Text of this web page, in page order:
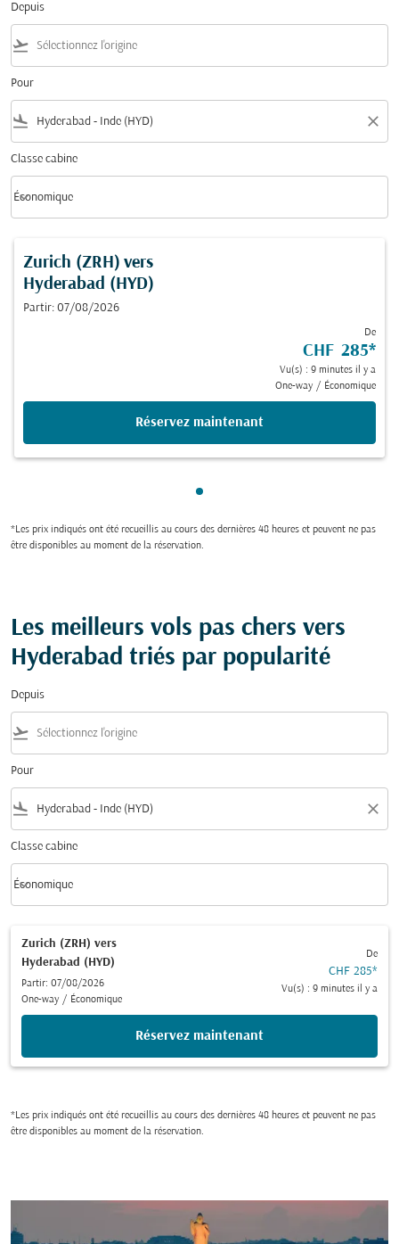
Depuis
flight_takeoff
Pour
flight_land close
Classe cabine
Classe cabine option Économique Selected
Économique
keyboard_arrow_down
Zurich (ZRH) vers
Hyderabad (HYD)
Partir: 07/08/2026
De
CHF 285*
Vu(s) : 9 minutes il y a
One-way / Économique
Réservez maintenant
Showing cmp-pagination-
*Les prix indiqués ont été recueillis au cours des dernières 48 heures et peuvent ne pas
être disponibles au moment de la réservation.
Les meilleurs vols pas chers vers
Hyderabad triés par popularité
Depuis
flight_takeoff
Pour
flight_land close
Classe cabine
Classe cabine option Économique Selected
Économique
keyboard_arrow_down
Zurich (ZRH) vers
Hyderabad (HYD)
Partir: 07/08/2026
One-way / Économique
De
CHF 285*
Vu(s) : 9 minutes il y a
Réservez maintenant
*Les prix indiqués ont été recueillis au cours des dernières 48 heures et peuvent ne pas
être disponibles au moment de la réservation.